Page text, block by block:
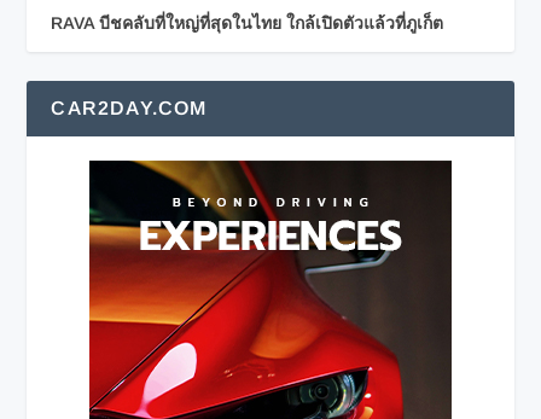
RAVA บีชคลับที่ใหญ่ที่สุดในไทย ใกล้เปิดตัวแล้วที่ภูเก็ต
CAR2DAY.COM